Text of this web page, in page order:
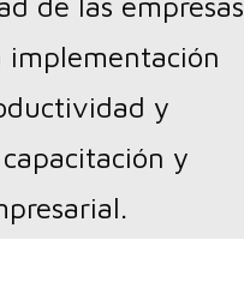
implementación
y
y